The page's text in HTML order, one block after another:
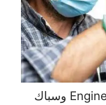
كهربائي منازل الاحساء انجين اون Engine On وسباك